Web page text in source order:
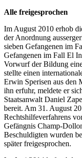
Alle freigesprochen
Im August 2010 erhob
der Anordnung
sieben Gefangenen im
Gefangenen im Fall El
Vorwurf der Bildung
stellte einen
Erwin Sperisen aus den
ihn erfuhr, meldete er
Staatsanwalt Daniel
bereit. Am 31. August
Rechtshilfeverfahrens
Gefängnis Champ-
Beschuldigten wurden
später freigesprochen.